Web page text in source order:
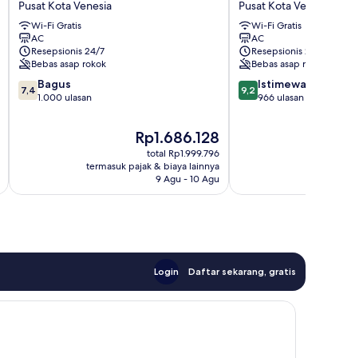
di
Milano
Pusat
Kota
Venesia
Pusat Kota Venesia
Wi-Fi Gratis
AC
Resepsionis 24/7
Bebas asap rokok
7.4
dari
7,4 Bagus
1.000 ulasan
Harga
sekarang
Rp1.686.128
Rp1.686.128
total Rp1.999.796
termasuk pajak & biaya lainnya
9 Agu - 10 Agu
Pusat
Kota
Venesia
Pusat Kota Venesia
Wi-Fi Gratis
AC
Resepsionis 24/7
Bebas asap rokok
9.2
dari
9,2 Istimewa
966 ulasan
Login Daftar sekarang, gratis